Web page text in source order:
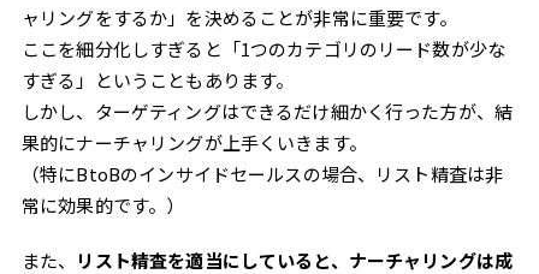
ャリングをするか」を決めることが非常に重要です。
ここを細分化しすぎると「1つのカテゴリのリード数が少な
すぎる」ということもあります。
しかし、ターゲティングはできるだけ細かく行った方が、結
果的にナーチャリングが上手くいきます。
（特にBtoBのインサイドセールスの場合、リスト精査は非
常に効果的です。）
また、
リスト精査を適当にしていると、ナーチャリングは成